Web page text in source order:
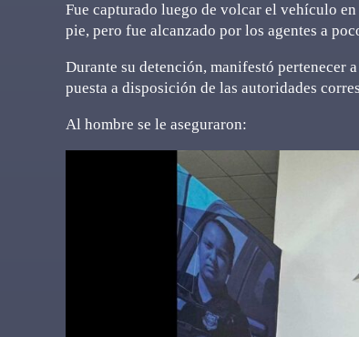
Fue capturado luego de volcar el vehículo
pie, pero fue alcanzado por los agentes a
Durante su detención, manifestó pertenecer
puesta a disposición de las autoridades
Al hombre se le aseguraron: